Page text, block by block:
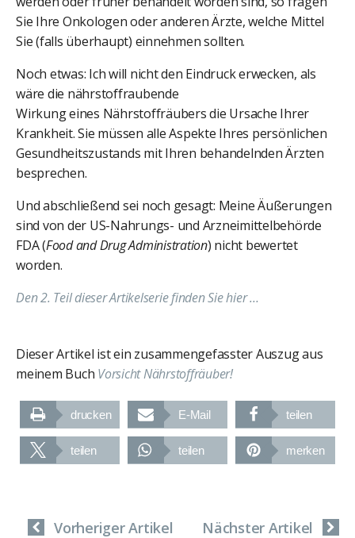
Sie Ihre Onkologen oder anderen Ärzte, welche Mittel
Sie (falls überhaupt) einnehmen sollten.
Noch etwas: Ich will nicht den Eindruck erwecken, als
wäre die nährstoffraubende
Wirkung eines Nährstoffräubers die Ursache Ihrer
Krankheit. Sie müssen alle Aspekte Ihres persönlichen
Gesundheitszustands mit Ihren behandelnden Ärzten
besprechen.
Und abschließend sei noch gesagt: Meine Äußerungen
sind von der US-Nahrungs- und Arzneimittelbehörde
FDA (Food and Drug Administration) nicht bewertet
worden.
Den 2. Teil dieser Artikelserie finden Sie hier …
Dieser Artikel ist ein zusammengefasster Auszug aus
meinem Buch Vorsicht Nährstoffräuber!
drucken E-Mail teilen
teilen teilen merken
Nächster Artikel
Vorheriger Artikel